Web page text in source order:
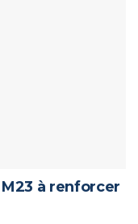
à renforcer